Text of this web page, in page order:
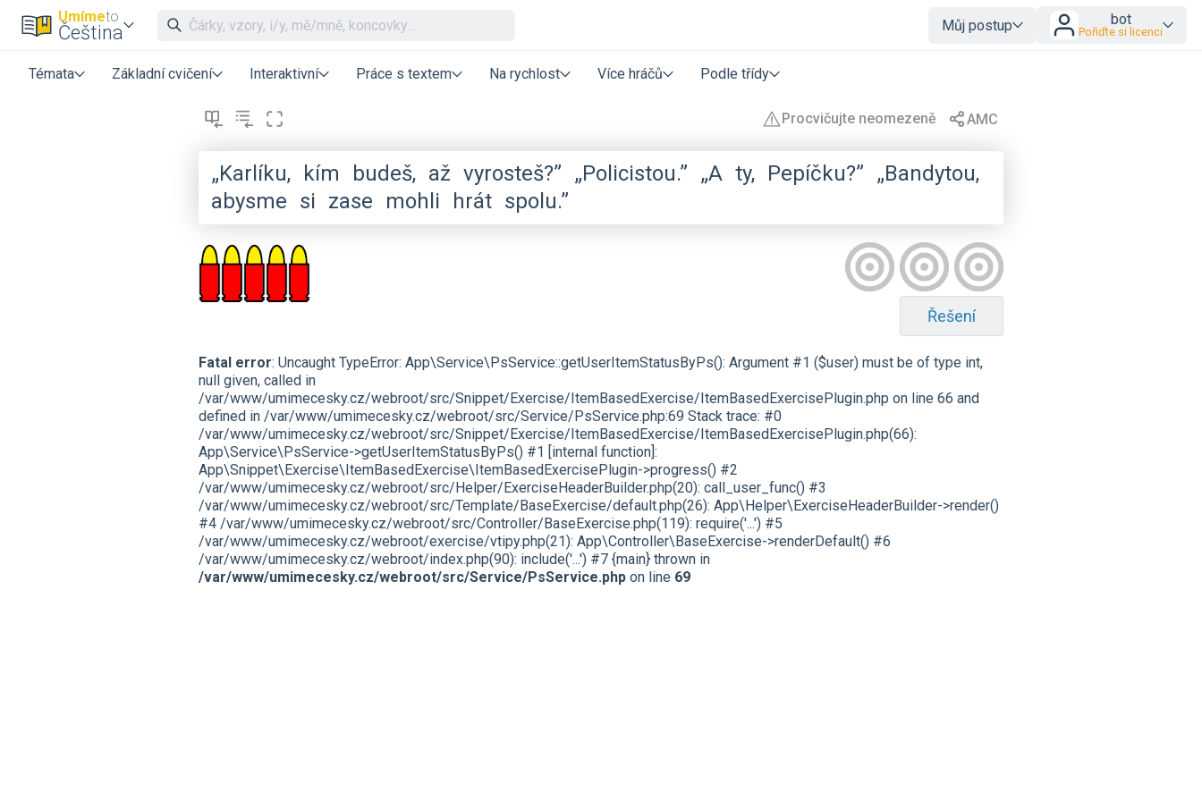
Umímeto
Čeština Můj postup bot
Pořiďte si licenci
Témata Základní cvičení Interaktivní Práce s textem Na rychlost Více hráčů Podle třídy
„Karlíku, kím budeš, až vyrosteš?” „Policistou.” „A ty, Pepíčku?”
„Bandytou,
abysme si zase mohli hrát spolu.”
Řešení
Fatal error: Uncaught TypeError: App\Service\PsService::getUserItemStatusByPs(): Argument #1 ($user) must be of type int,
null given, called in
/var/www/umimecesky.cz/webroot/src/Snippet/Exercise/ItemBasedExercise/ItemBasedExercisePlugin.php on line 66 and
defined in /var/www/umimecesky.cz/webroot/src/Service/PsService.php:69 Stack trace: #0
/var/www/umimecesky.cz/webroot/src/Snippet/Exercise/ItemBasedExercise/ItemBasedExercisePlugin.php(66):
App\Service\PsService->getUserItemStatusByPs() #1 [internal function]:
App\Snippet\Exercise\ItemBasedExercise\ItemBasedExercisePlugin->progress() #2
/var/www/umimecesky.cz/webroot/src/Helper/ExerciseHeaderBuilder.php(20): call_user_func() #3
/var/www/umimecesky.cz/webroot/src/Template/BaseExercise/default.php(26): App\Helper\ExerciseHeaderBuilder->render()
#4 /var/www/umimecesky.cz/webroot/src/Controller/BaseExercise.php(119): require('...') #5
/var/www/umimecesky.cz/webroot/exercise/vtipy.php(21): App\Controller\BaseExercise->renderDefault() #6
/var/www/umimecesky.cz/webroot/index.php(90): include('...') #7 {main} thrown in
/var/www/umimecesky.cz/webroot/src/Service/PsService.php on line 69